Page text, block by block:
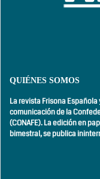
QUIÉNES SOMOS
La revista Frisona
comunicación de la
(CONAFE). La edición en
bimestral,se publica